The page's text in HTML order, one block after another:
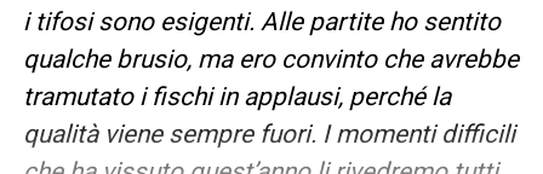
i tifosi sono esigenti. Alle partite ho sentito
qualche brusio, ma ero convinto che avrebbe
tramutato i fischi in applausi, perché la
qualità viene sempre fuori. I momenti difficili